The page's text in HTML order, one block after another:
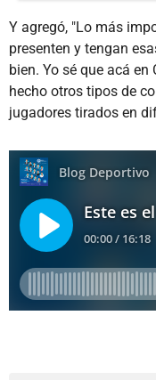
Y agregó, "Lo más
presenten y tengan
bien. Yo sé que acá
hecho otros tipos de
jugadores tirados en